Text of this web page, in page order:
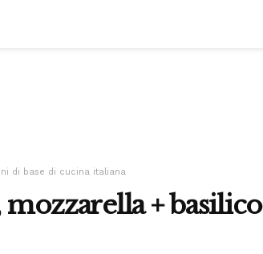
di base di cucina italiana
+ basilico